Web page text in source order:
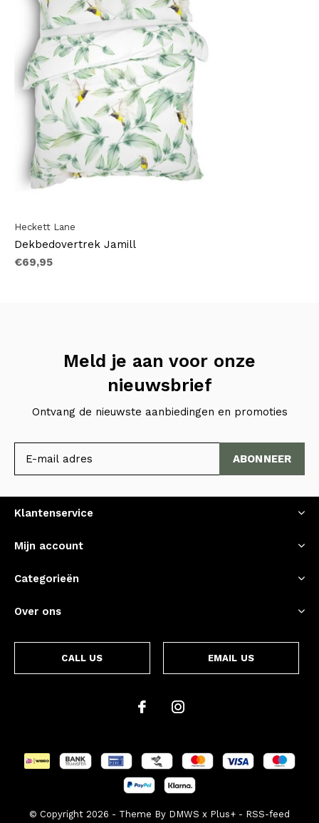
Heckett Lane
Dekbedovertrek Jamill
€69,95
Meld je aan voor onze
nieuwsbrief
Ontvang de nieuwste aanbiedingen en promoties
ABONNEER
Klantenservice
Mijn account
Categorieën
Over ons
CALL US EMAIL US
© Copyright 2026 - Theme By DMWS x Plus+ - RSS-feed